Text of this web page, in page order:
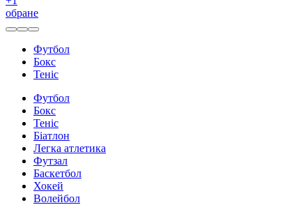
обране
Футбол
Бокс
Теніс
Футбол
Бокс
Теніс
Біатлон
Легка атлетика
Футзал
Баскетбол
Хокей
Волейбол